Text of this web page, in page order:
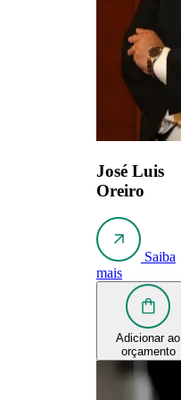
José Luis
Oreiro
Saiba
mais
Adicionar ao
orçamento